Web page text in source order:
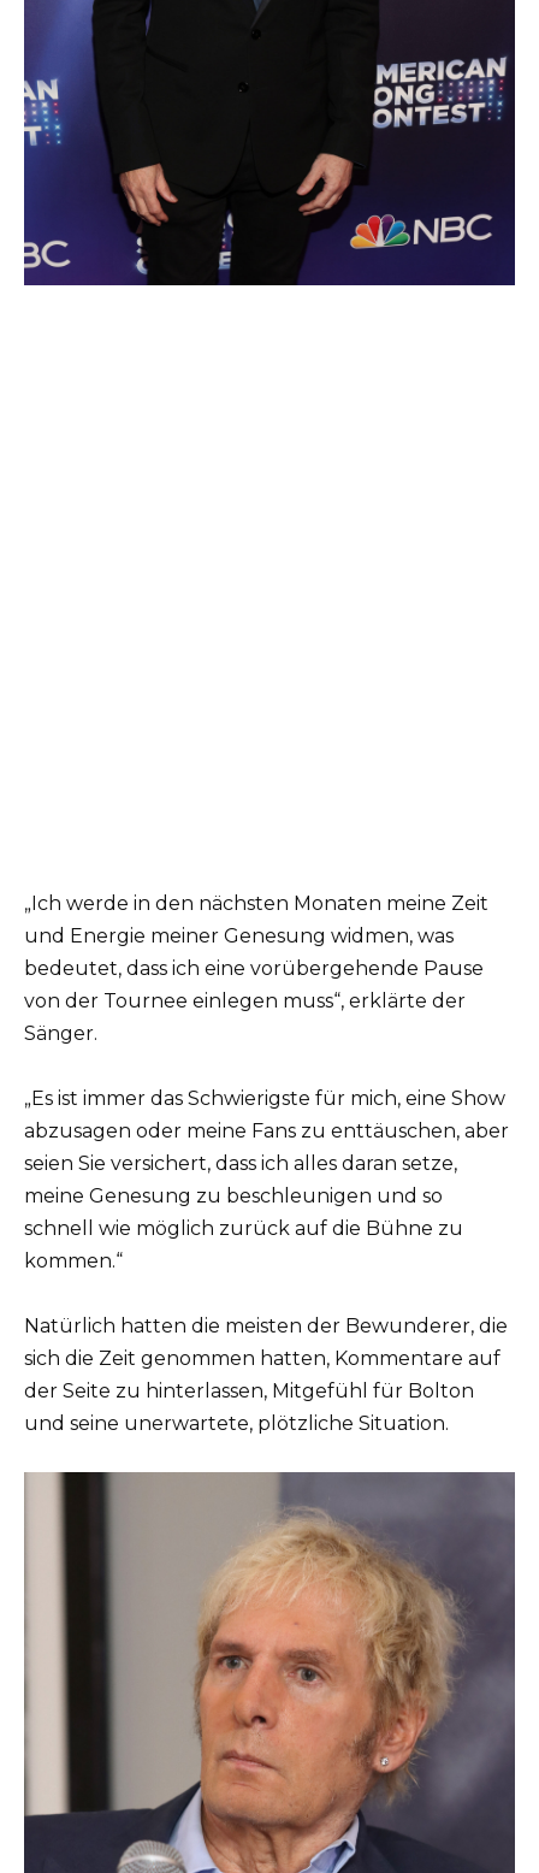
„Ich werde in den nächsten Monaten meine Zeit
und Energie meiner Genesung widmen, was
bedeutet, dass ich eine vorübergehende Pause
von der Tournee einlegen muss“, erklärte der
Sänger.
„Es ist immer das Schwierigste für mich, eine Show
abzusagen oder meine Fans zu enttäuschen, aber
seien Sie versichert, dass ich alles daran setze,
meine Genesung zu beschleunigen und so
schnell wie möglich zurück auf die Bühne zu
kommen.“
Natürlich hatten die meisten der Bewunderer, die
sich die Zeit genommen hatten, Kommentare auf
der Seite zu hinterlassen, Mitgefühl für Bolton
und seine unerwartete, plötzliche Situation.